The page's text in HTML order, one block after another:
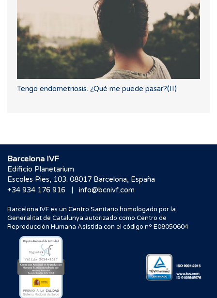
Tengo endometriosis. ¿Qué me puede pasar?(II)
Barcelona IVF
Edificio Planetarium
Escoles Pies, 103. 08017 Barcelona, España
+34 934 176 916
| info@bcnivf.com
Barcelona IVF es un Centro Sanitario homologado por la
Generalitat de Catalunya autorizado como Centro de
Reproducción Humana Asistida con el código nº E08050604